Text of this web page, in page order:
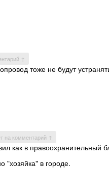
↑
тоже не будут
на комментарий ↑
как в правоохранительный
"хозяйка" в городе.